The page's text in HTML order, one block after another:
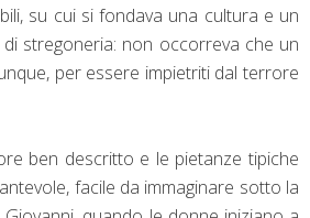
su cui si fondava una cultura e un
stregoneria: non occorreva che un
per essere impietriti dal terrore
ben descritto e le pietanze tipiche
facile da immaginare sotto la